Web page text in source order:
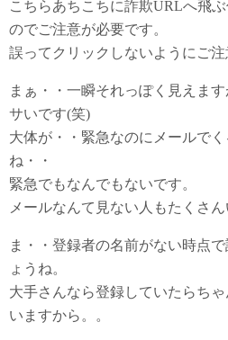
こちらあちこちに詐欺URLへ飛
のでご注意が必要です。
誤ってクリックしないようにご注
まぁ・・一瞬それっぽく見えま
サいです(笑)
大体が・・緊急なのにメールで
ね・・
緊急でもなんでもないです。
メールなんて見ない人もたくさ
ま・・登録者の名前がない時点
ょうね。
大手さんなら登録していたらち
いますから。。